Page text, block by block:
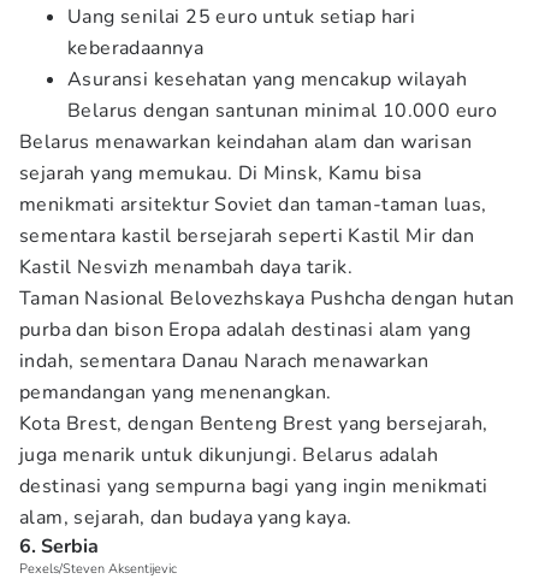
Uang senilai 25 euro untuk setiap hari
keberadaannya
Asuransi kesehatan yang mencakup wilayah
Belarus dengan santunan minimal 10.000 euro
Belarus menawarkan keindahan alam dan warisan
sejarah yang memukau. Di Minsk, Kamu bisa
menikmati arsitektur Soviet dan taman-taman luas,
sementara kastil bersejarah seperti Kastil Mir dan
Kastil Nesvizh menambah daya tarik.
Taman Nasional Belovezhskaya Pushcha dengan hutan
purba dan bison Eropa adalah destinasi alam yang
indah, sementara Danau Narach menawarkan
pemandangan yang menenangkan.
Kota Brest, dengan Benteng Brest yang bersejarah,
juga menarik untuk dikunjungi. Belarus adalah
destinasi yang sempurna bagi yang ingin menikmati
alam, sejarah, dan budaya yang kaya.
6. Serbia
Pexels/Steven Aksentijevic